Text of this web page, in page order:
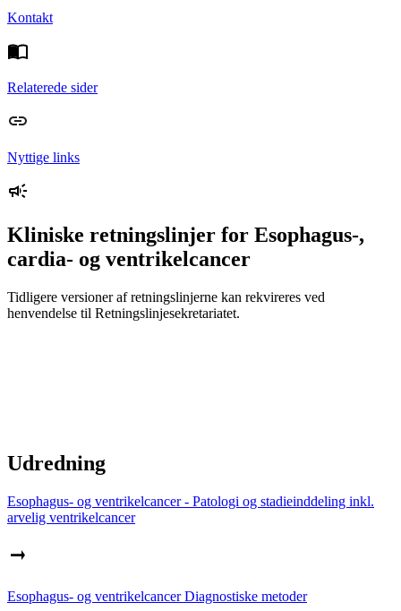
Kontakt
Relaterede sider
Nyttige links
Kliniske retningslinjer for Esophagus-,
cardia- og ventrikelcancer
Tidligere versioner af retningslinjerne kan rekvireres ved
henvendelse til Retningslinjesekretariatet.
Udredning
Esophagus- og ventrikelcancer - Patologi og stadieinddeling inkl.
arvelig ventrikelcancer
Esophagus- og ventrikelcancer Diagnostiske metoder